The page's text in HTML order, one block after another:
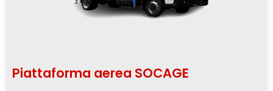
Piattaforma aerea SOCAGE